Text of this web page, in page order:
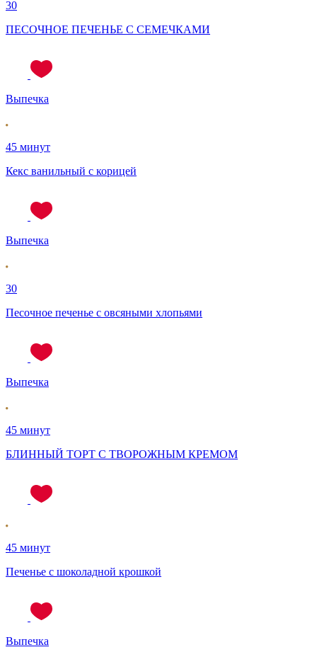
30
ПЕСОЧНОЕ ПЕЧЕНЬЕ С СЕМЕЧКАМИ
Выпечка
45 минут
Кекс ванильный с корицей
Выпечка
30
Песочное печенье с овсяными хлопьями
Выпечка
45 минут
БЛИННЫЙ ТОРТ С ТВОРОЖНЫМ КРЕМОМ
45 минут
Печенье с шоколадной крошкой
Выпечка